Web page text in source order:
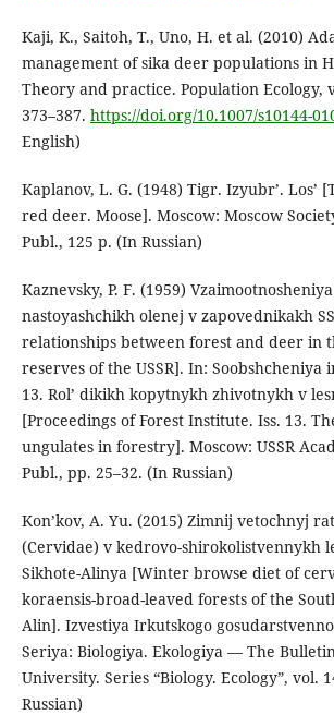
Kaji, K., Saitoh, T., Uno, H. et al. (2010)
management of sika deer populations in
Theory and practice. Population Ecology,
373–387. https://doi.org/10.1007/s10144-
English)
Kaplanov, L. G. (1948) Tigr. Izyubr’. Los’
red deer. Moose]. Moscow: Moscow
Publ., 125 p. (In Russian)
Kaznevsky, P. F. (1959)
nastoyashchikh olenej v zapovednikakh
relationships between forest and deer in
reserves of the USSR]. In: Soobshcheniya
13. Rol’ dikikh kopytnykh zhivotnykh v
[Proceedings of Forest Institute. Iss. 13.
ungulates in forestry]. Moscow: USSR
Publ., pp. 25–32. (In Russian)
Kon’kov, A. Yu. (2015) Zimnij vetochnyj
(Cervidae) v kedrovo-shirokolistvennykh
Sikhote-Alinya [Winter browse diet of
koraensis-broad-leaved forests of the
Alin]. Izvestiya Irkutskogo
Seriya: Biologiya. Ekologiya — The
University. Series “Biology. Ecology”, vol.
Russian)